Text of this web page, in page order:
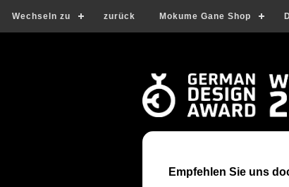
Wechseln zu zurück Mokume Gane Shop
Empfehlen Sie uns